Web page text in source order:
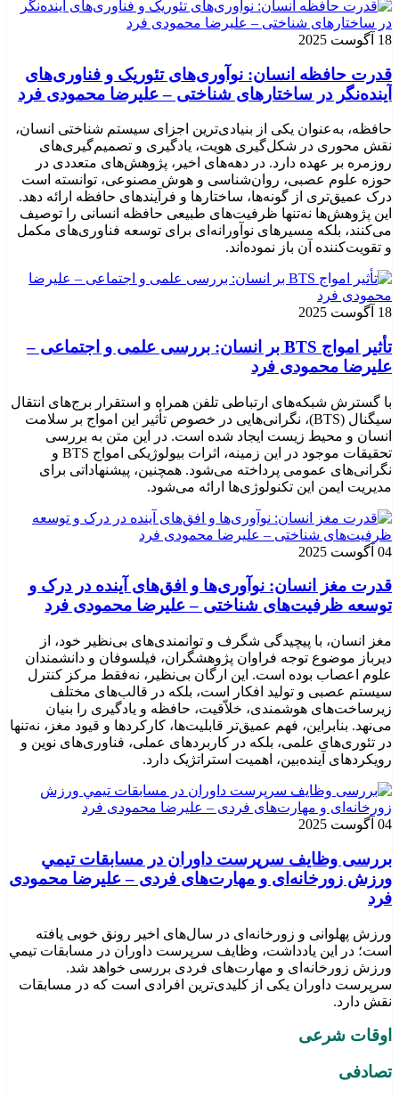
18 آگوست 2025
قدرت حافظه انسان: نوآوری‌های تئوریک و فناوری‌های
آینده‌نگر در ساختارهای شناختی – علیرضا محمودی فرد
حافظه، به‌عنوان یکی از بنیادی‌ترین اجزای سیستم شناختی انسان،
نقش محوری در شکل‌گیری هویت، یادگیری و تصمیم‌گیری‌های
روزمره بر عهده دارد. در دهه‌های اخیر، پژوهش‌های متعددی در
حوزه علوم عصبی، روان‌شناسی و هوش مصنوعی، توانسته‌ است
درک عمیق‌تری از گونه‌ها، ساختارها و فرآیندهای حافظه ارائه دهد.
این پژوهش‌ها نه‌تنها ظرفیت‌های طبیعی حافظه انسانی را توصیف
می‌کنند، بلکه مسیرهای نوآورانه‌ای برای توسعه فناوری‌های مکمل
و تقویت‌کننده آن باز نموده‌اند.
18 آگوست 2025
تأثیر امواج BTS بر انسان: بررسی علمی و اجتماعی –
علیرضا محمودی فرد
با گسترش شبکه‌های ارتباطی تلفن همراه و استقرار برج‌های انتقال
سیگنال (BTS)، نگرانی‌هایی در خصوص تأثیر این امواج بر سلامت
انسان و محیط زیست ایجاد شده است. در این متن به بررسی
تحقیقات موجود در این زمینه، اثرات بیولوژیکی امواج BTS و
نگرانی‌های عمومی پرداخته می‌شود. همچنین، پیشنهاداتی برای
مدیریت ایمن این تکنولوژی‌ها ارائه می‌شود.
04 آگوست 2025
قدرت مغز انسان: نوآوری‌ها و افق‌های آینده در درک و
توسعه ظرفیت‌های شناختی – علیرضا محمودی فرد
مغز انسان، با پیچیدگی شگرف و توانمندی‌های بی‌نظیر خود، از
دیرباز موضوع توجه فراوان پژوهشگران، فیلسوفان و دانشمندان
علوم اعصاب بوده است. این ارگان بی‌نظیر، نه‌فقط مرکز کنترل
سیستم عصبی و تولید افکار است، بلکه در قالب‌های مختلف
زیرساخت‌های هوشمندی، خلاّقیت، حافظه و یادگیری را بنیان
می‌نهد. بنابراین، فهم عمیق‌تر قابلیت‌ها، کارکردها و قیود مغز، نه‌تنها
در تئوری‌های علمی، بلکه در کاربردهای عملی، فناوری‌های نوین و
رویکردهای آینده‌بین، اهمیت استراتژیک دارد.
04 آگوست 2025
بررسی وظايف سرپرست داوران در مسابقات تیمي
ورزش زورخانه‌ای و مهارت‌های فردی – علیرضا محمودی
فرد
ورزش پهلوانی و زورخانه‌ای در سال‌های اخیر رونق خوبی یافته
است؛ در این یادداشت، وظایف سرپرست داوران در مسابقات تیمي
ورزش زورخانه‌ای و مهارت‌های فردی بررسی خواهد شد.
سرپرست داوران یکی از کلیدی‌ترین افرادی است که در مسابقات
نقش دارد.
اوقات شرعی
تصادفی